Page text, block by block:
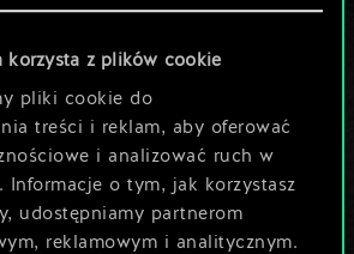
korzysta z plików cookie
pliki cookie do
treści i reklam, aby oferować
i analizować ruch w
Informacje o tym, jak korzystasz
udostępniamy partnerom
reklamowym i analitycznym.
grać tą talią?
społeczności
jej